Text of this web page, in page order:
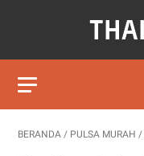
BERANDA / PULSA MURAH /